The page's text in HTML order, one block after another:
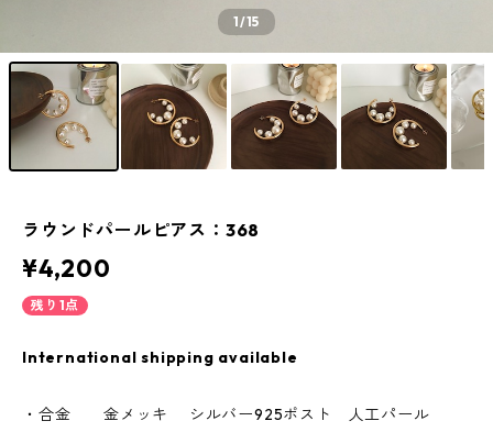
1/15
ラウンドパールピアス：368
¥4,200
残り1点
International shipping available
・合金 金メッキ シルバー925ポスト 人工パール